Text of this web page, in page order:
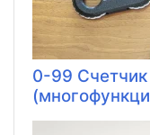
0-99 Счетчик